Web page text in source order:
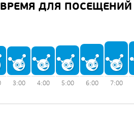
ДЛЯ ПОСЕЩЕНИЙ
3:00 4:00 5:00 6:00 7:00